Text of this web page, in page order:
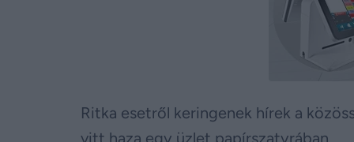
Ritka esetről keringenek hírek a
vitt haza egy üzlet papírszatyrában.